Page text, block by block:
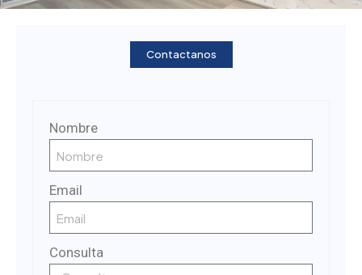
Contactanos
Nombre
Email
Consulta